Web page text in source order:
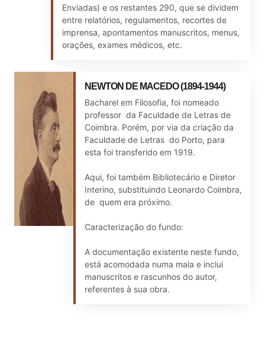
Enviadas) e os restantes 290, que se dividem
entre relatórios, regulamentos, recortes de
imprensa, apontamentos manuscritos, menus,
orações, exames médicos, etc.
NEWTON DE MACEDO (1894-1944)
Bacharel em Filosofia, foi nomeado
professor da Faculdade de Letras de
Coimbra. Porém, por via da criação da
Faculdade de Letras do Porto, para
esta foi transferido em 1919.
Aqui, foi também Bibliotecário e Diretor
Interino, substituindo Leonardo Coimbra,
de quem era próximo.
Caracterização do fundo:
A documentação existente neste fundo,
está acomodada numa mala e inclui
manuscritos e rascunhos do autor,
referentes à sua obra.